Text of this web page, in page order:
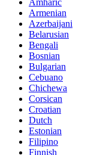
Amharic
Armenian
Azerbaijani
Belarusian
Bengali
Bosnian
Bulgarian
Cebuano
Chichewa
Corsican
Croatian
Dutch
Estonian
Filipino
Finnish